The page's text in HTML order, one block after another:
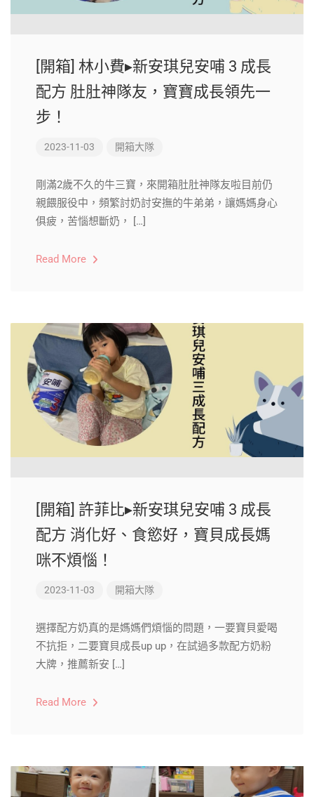
[開箱] 林小費▸新安琪兒安哺 3 成長
配方 肚肚神隊友，寶寶成長領先一
步！
2023-11-03 開箱大隊
剛滿2歲不久的牛三寶，來開箱肚肚神隊友啦目前仍
親餵服役中，頻繁討奶討安撫的牛弟弟，讓媽媽身心
俱疲，苦惱想斷奶， […]
Read More
[開箱] 許菲比▸新安琪兒安哺 3 成長
配方 消化好、食慾好，寶貝成長媽
咪不煩惱！
2023-11-03 開箱大隊
選擇配方奶真的是媽媽們煩惱的問題，一要寶貝愛喝
不抗拒，二要寶貝成長up up，在試過多款配方奶粉
大牌，推薦新安 […]
Read More